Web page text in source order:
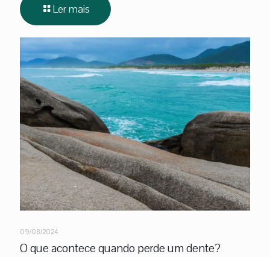
Ler mais
09/08/2024
O que acontece quando perde um dente?